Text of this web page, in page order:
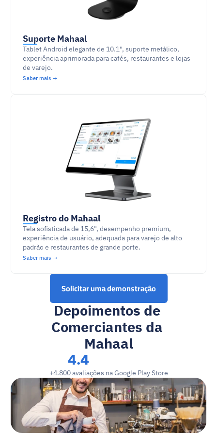
Suporte Mahaal
Tablet Android elegante de 10.1", suporte metálico,
experiência aprimorada para cafés, restaurantes e lojas
de varejo.
Saber mais →
Registro do Mahaal
Tela sofisticada de 15,6", desempenho premium,
experiência de usuário, adequada para varejo de alto
padrão e restaurantes de grande porte.
Saber mais →
Solicitar uma demonstração
Depoimentos de
Comerciantes da
Mahaal
4.4
+4.800 avaliações na Google Play Store